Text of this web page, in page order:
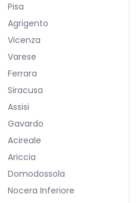
Pisa
Agrigento
Vicenza
Varese
Ferrara
Siracusa
Assisi
Gavardo
Acireale
Ariccia
Domodossola
Nocera Inferiore